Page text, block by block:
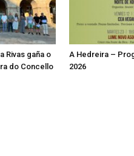
Rivas gaña o
do Concello
A Hedreira –
2026